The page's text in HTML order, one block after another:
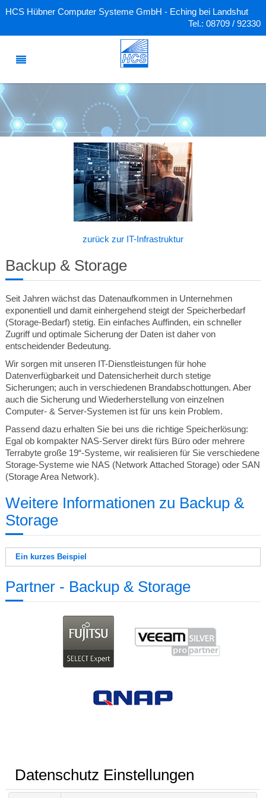
HCS Hübner Computer Systeme GmbH - Eching bei Landshut
Tel.: 08709 / 92330
zurück zur IT-Infrastruktur
Backup & Storage
Seit Jahren wächst das Datenaufkommen in Unternehmen
exponentiell und damit einhergehend steigt der Speicherbedarf
(Storage-Bedarf) stetig. Ein einfaches Auffinden, ein schneller
Zugriff und optimale Sicherung der Daten ist daher von
entscheidender Bedeutung.
Wir sorgen mit unseren IT-Dienstleistungen für hohe
Datenverfügbarkeit und Datensicherheit durch stetige
Sicherungen; auch in verschiedenen Brandabschottungen. Aber
auch die Sicherung und Wiederherstellung von einzelnen
Computer- & Server-Systemen ist für uns kein Problem.
Passend dazu erhalten Sie bei uns die richtige Speicherlösung:
Egal ob kompakter NAS-Server direkt fürs Büro oder mehrere
Terrabyte große 19“-Systeme, wir realisieren für Sie verschiedene
Storage-Systeme wie NAS (Network Attached Storage) oder SAN
(Storage Area Network).
Weitere Informationen zu Backup &
Storage
Ein kurzes Beispiel
Partner - Backup & Storage
Datenschutz Einstellungen